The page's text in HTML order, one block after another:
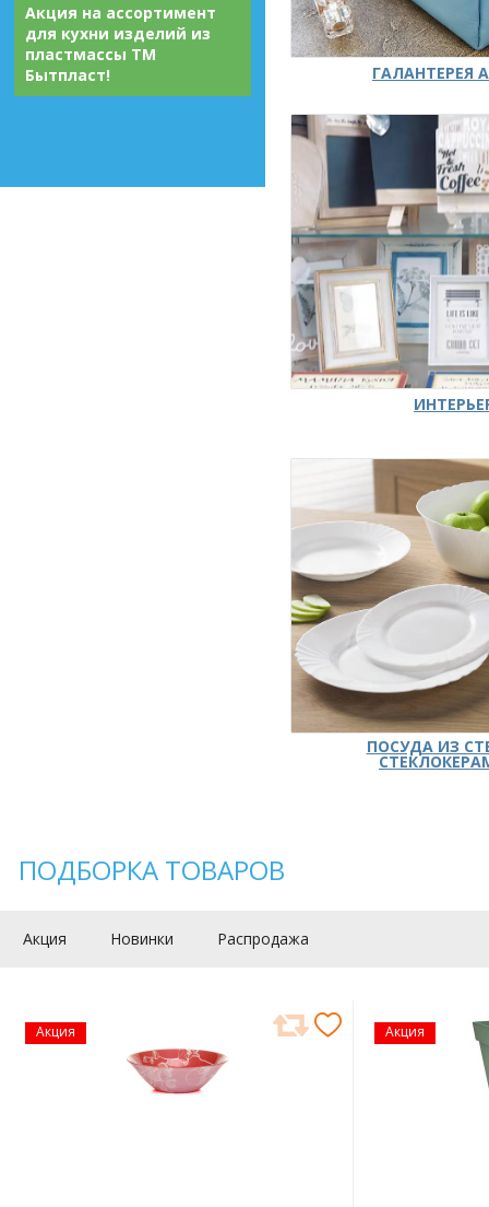
Акция на ассортимент
для кухни изделий из
пластмассы ТМ
Бытпласт!
ГАЛАНТЕРЕЯ
ПОСУДА ИЗ
ПОДБОРКА ТОВАРОВ
Акция Новинки Распродажа
Акция Акция